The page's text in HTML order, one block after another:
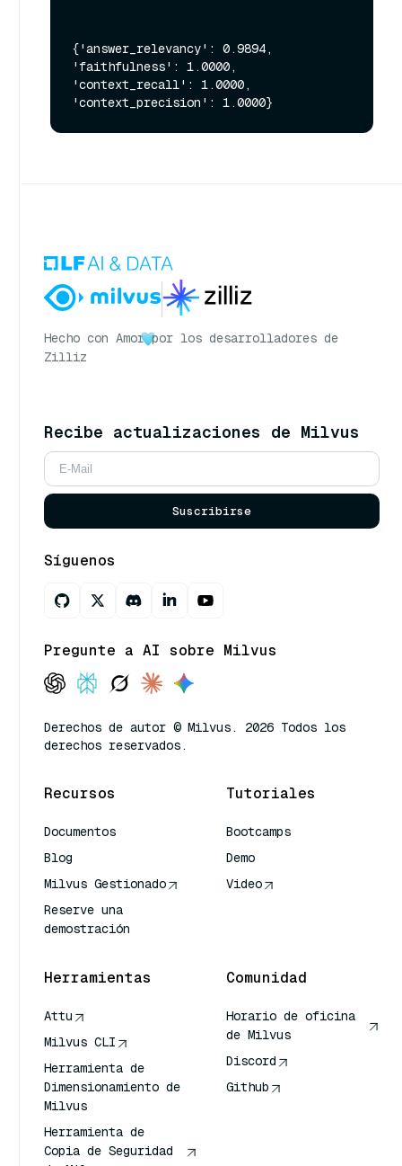
{'answer_relevancy': 0.9894,
'faithfulness': 1.0000,
'context_recall': 1.0000,
Hecho con Amor por los desarrolladores de
Zilliz
Recibe actualizaciones de Milvus
Suscribirse
Síguenos
Pregunte a AI sobre Milvus
Derechos de autor © Milvus. 2026 Todos los
derechos reservados.
Recursos
Documentos
Blog
Milvus Gestionado
Reserve una
demostración
Tutoriales
Bootcamps
Demo
Video
Herramientas
Attu
Milvus CLI
Herramienta de
Dimensionamiento de
Milvus
Herramienta de
Copia de Seguridad
Comunidad
Horario de oficina
de Milvus
Discord
Github